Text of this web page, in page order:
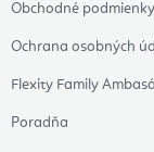
Obchodné podmienky
Ochrana osobných
Flexity Family
Poradňa